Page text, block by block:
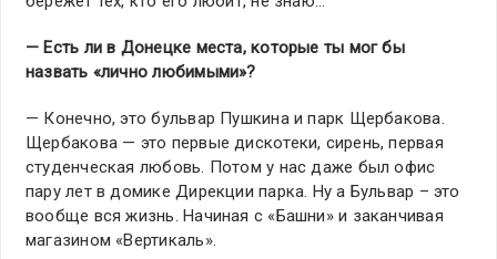
— Есть ли в Донецке места, которые ты мог бы
назвать «лично любимыми»?
— Конечно, это бульвар Пушкина и парк Щербакова.
Щербакова — это первые дискотеки, сирень, первая
студенческая любовь. Потом у нас даже был офис
пару лет в домике Дирекции парка. Ну а Бульвар – это
вообще вся жизнь. Начиная с «Башни» и заканчивая
магазином «Вертикаль».